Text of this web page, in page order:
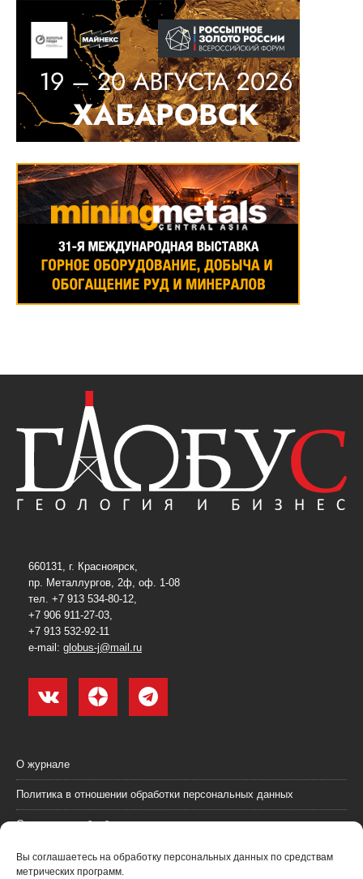
Вы соглашаетесь на обработку персональных данных по средствам
метрических программ.
660131, г. Красноярск,
пр. Металлургов, 2ф, оф. 1-08
тел. +7 913 534-80-12,
+7 906 911-27-03,
+7 913 532-92-11
e-mail: globus-j@mail.ru
О журнале
Политика в отношении обработки персональных данных
Согласие на обработку персональных данных
Пользовательское соглашение (оферта)